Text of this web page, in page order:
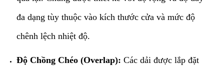
đa dạng tùy thuộc vào kích thước cửa và mức độ
chênh lệch nhiệt độ.
Độ Chồng Chéo (Overlap): Các dải được lắp đặt